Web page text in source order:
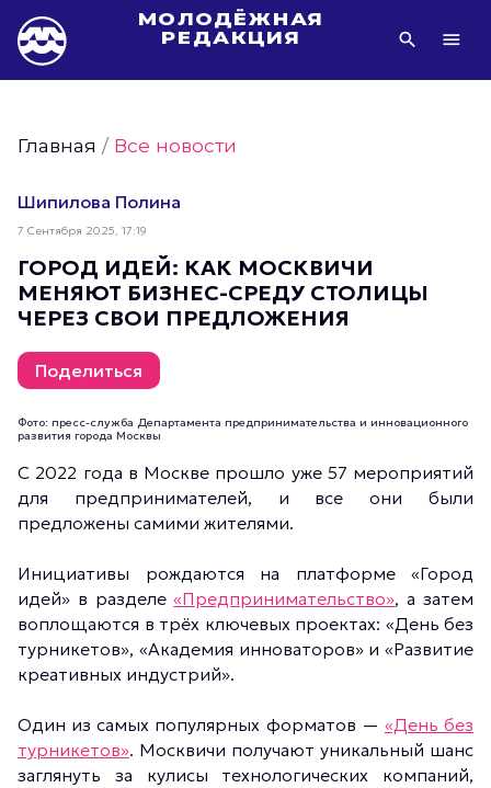
МОЛОДЁЖНАЯ
РЕДАКЦИЯ
Фото Молодёжи Москвы
Фотогалереи Молодёжи Москвы
Статьи Молодёжи Москвы
Молодёжь Москвы культурная
Молодёжь Москвы спортивная
Молодёжь Москвы в движении
Молодёжь Москвы здоровая
Молодёжь Москвы профессиональная
Главная /Все новости
Шипилова Полина
7 Сентября 2025, 17:19
ГОРОД ИДЕЙ: КАК МОСКВИЧИ
МЕНЯЮТ БИЗНЕС-СРЕДУ СТОЛИЦЫ
ЧЕРЕЗ СВОИ ПРЕДЛОЖЕНИЯ
Поделиться
Фото: пресс-служба Департамента предпринимательства и инновационного
развития города Москвы
С 2022 года в Москве прошло уже 57 мероприятий
для предпринимателей, и все они были
предложены самими жителями.
Инициативы рождаются на платформе «Город
идей» в разделе«Предпринимательство», а затем
воплощаются в трёх ключевых проектах: «День без
турникетов», «Академия инноваторов» и «Развитие
креативных индустрий».
Один из самых популярных форматов — «День без
турникетов». Москвичи получают уникальный шанс
заглянуть за кулисы технологических компаний,